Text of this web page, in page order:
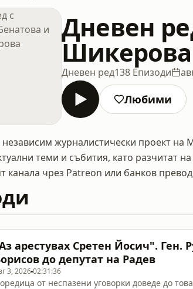
Дневен
Шикерова
Дневен ред138 Епизоди
Любими
независим журналистически проект
теми и събития, като разчитат
канала чрез Patreon или банков
арестувах Сретен Йосич".
до депутат на Радев
3, 202602:31:36
от неспазени уговорки доведе до